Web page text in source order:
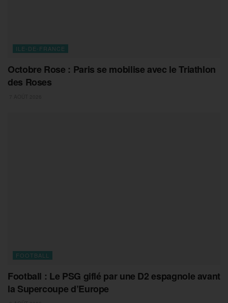
ILE-DE-FRANCE
Octobre Rose : Paris se mobilise avec le Triathlon
des Roses
FOOTBALL
Football : Le PSG giflé par une D2 espagnole avant
la Supercoupe d’Europe